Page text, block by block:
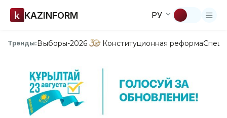
KAZINFORM РУ
Тренды:Выборы-2026 Конституционная реформа